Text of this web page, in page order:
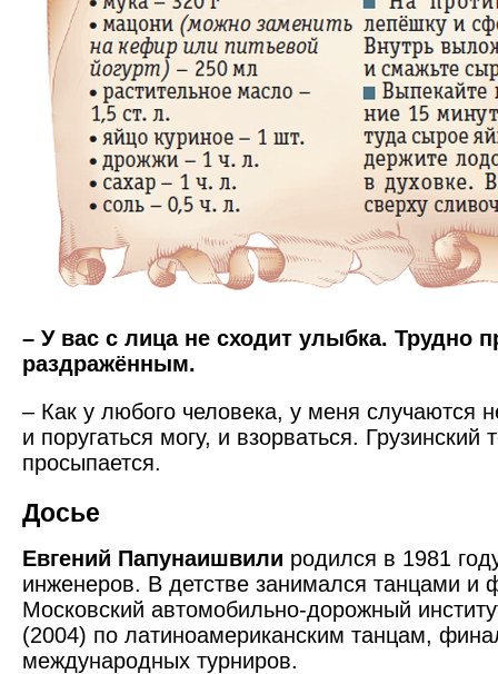
– У вас с лица не сходит улыбка. Трудно
раздражённым.
– Как у любого человека, у меня случаются
и поругаться могу, и взорваться.
просыпается.
Досье
Евгений Папунаишвили родился в 1981
инженеров. В дет­стве занимался танцами и
Московский автомобильно-дорожный
(2004) по латино­американским танцам,
международных турниро­в.